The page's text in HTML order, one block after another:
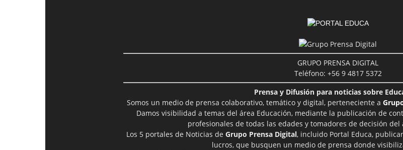
GRUPO PRENSA DIGITAL
Teléfono: +56 9 4817 5372
Prensa y Difusión para noticias sobre
Somos un medio de prensa colaborativo, temático y digital, perteneciente a
Damos visibilidad a temas del área Educación, mediante la publicación de
profesionales de todas las edades y tomadores de decisión
Los 5 portales de Noticias de Grupo Prensa Digital, incluido Portal Educa,
lucros, que busquen un medio de prensa donde